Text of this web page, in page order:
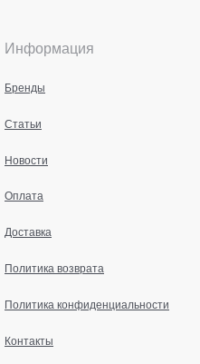
Информация
Бренды
Статьи
Новости
Оплата
Доставка
Политика возврата
Политика конфиденциальности
Контакты